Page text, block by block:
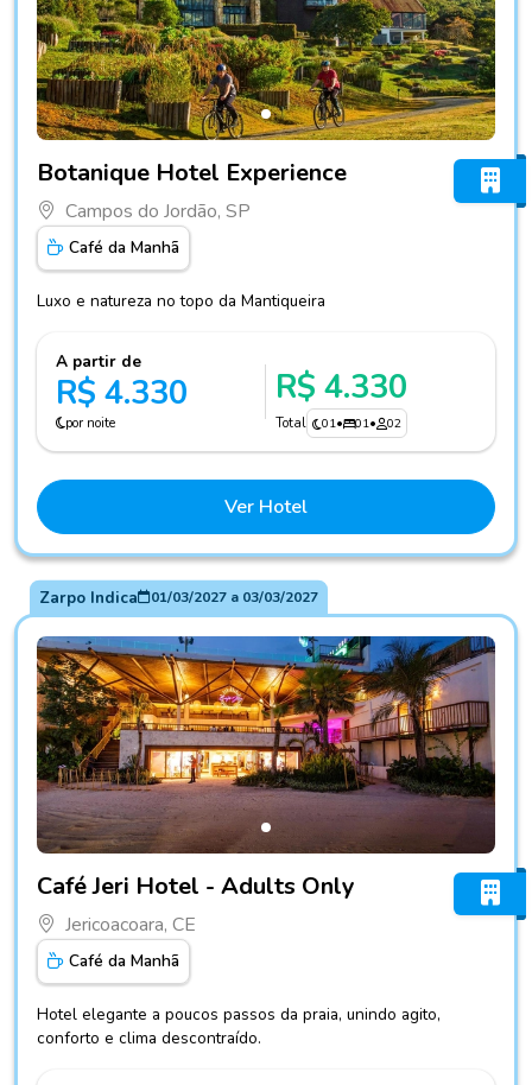
Botanique Hotel Experience
Campos do Jordão, SP
Café da Manhã
Luxo e natureza no topo da Mantiqueira
A partir de
R$ 4.330
por noite
R$ 4.330
Total 01• 01• 02
Ver Hotel
Zarpo Indica 01/03/2027a 03/03/2027
Café Jeri Hotel - Adults Only
Jericoacoara, CE
Café da Manhã
Hotel elegante a poucos passos da praia, unindo agito,
conforto e clima descontraído.